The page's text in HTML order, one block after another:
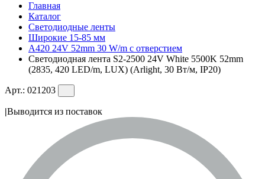
Главная
Каталог
Светодиодные ленты
Широкие 15-85 мм
A420 24V 52mm 30 W/m с отверстием
Светодиодная лента S2-2500 24V White 5500K 52mm
(2835, 420 LED/m, LUX) (Arlight, 30 Вт/м, IP20)
Арт.: 021203
|Выводится из поставок